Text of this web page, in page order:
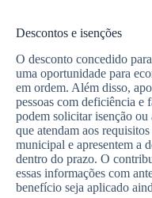
Descontos e isenções
O desconto concedido
uma oportunidade para
em ordem. Além disso,
pessoas com deficiência e
podem solicitar isenção
que atendam aos
municipal e apresentem a
dentro do prazo. O
essas informações com
benefício seja aplicado